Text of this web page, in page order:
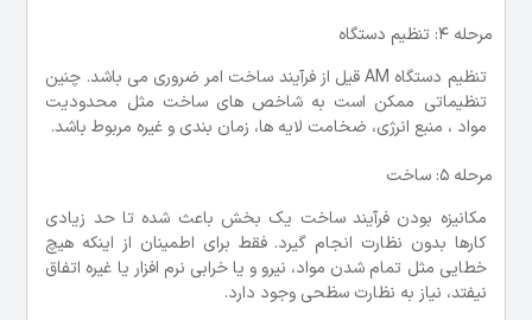
مرحله 4: تنظیم دستگاه
تنظیم دستگاه AM قیل از فرآیند ساخت امر ضروری می باشد. چنین
تنظیماتی ممکن است به شاخص های ساخت مثل محدودیت
مواد ، منبع انرژی، ضخامت لایه ها، زمان بندی و غیره مربوط باشد.
مرحله 5: ساخت
مکانیزه بودن فرآیند ساخت یک بخش باعث شده تا حد زیادی
کارها بدون نظارت انجام گیرد. فقط برای اطمینان از اینکه هیچ
خطایی مثل تمام شدن مواد، نیرو و یا خرابی نرم افزار یا غیره اتفاق
نیفتد، نیاز به نظارت سظحی وجود دارد.